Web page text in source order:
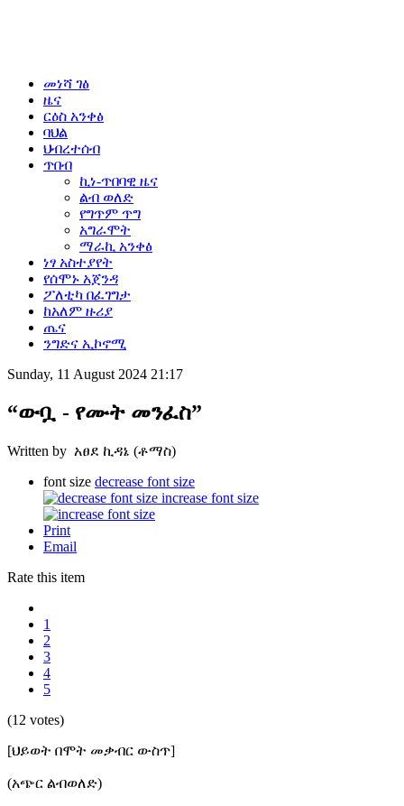
መነሻ ገፅ
ዜና
ርዕስ አንቀፅ
ባህል
ህብረተሰብ
ጥበብ
ኪነ-ጥበባዊ ዜና
ልብ ወለድ
የግጥም ጥግ
አግራሞት
ማራኪ አንቀፅ
ነፃ አስተያየት
የሰሞኑ አጀንዳ
ፖለቲካ በፈገግታ
ከአለም ዙሪያ
ጤና
ንግድና ኢኮኖሚ
Sunday, 11 August 2024 21:17
“ውቧ - የሙት መንፈስ”
Written by አፀደ ኪዳኔ (ቶማስ)
font size decrease font size
increase font size
Print
Email
Rate this item
1
2
3
4
5
(12 votes)
[ህይወት በሞት መቃብር ውስጥ]
(አጭር ልብወለድ)